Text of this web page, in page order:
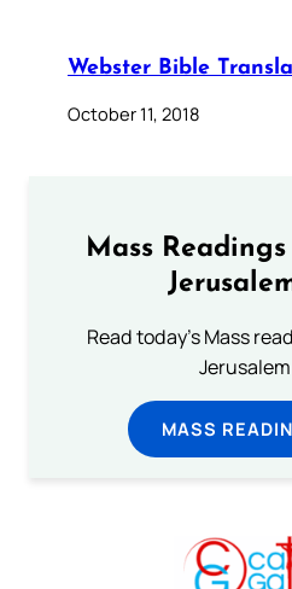
Webster Bible
October 11, 2018
Mass
Read today's Mass
MASS